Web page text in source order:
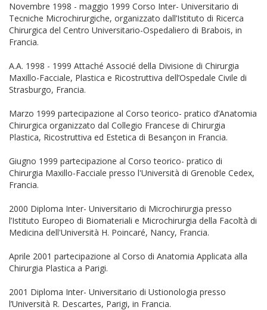
Novembre 1998 - maggio 1999 Corso Inter- Universitario di
Tecniche Microchirurgiche, organizzato dall’Istituto di Ricerca
Chirurgica del Centro Universitario-Ospedaliero di Brabois, in
Francia.
A.A. 1998 - 1999 Attaché Associé della Divisione di Chirurgia
Maxillo-Facciale, Plastica e Ricostruttiva dell’Ospedale Civile di
Strasburgo, Francia.
Marzo 1999 partecipazione al Corso teorico- pratico d’Anatomia
Chirurgica organizzato dal Collegio Francese di Chirurgia
Plastica, Ricostruttiva ed Estetica di Besançon in Francia.
Giugno 1999 partecipazione al Corso teorico- pratico di
Chirurgia Maxillo-Facciale presso l'Università di Grenoble Cedex,
Francia.
2000 Diploma Inter- Universitario di Microchirurgia presso
l’Istituto Europeo di Biomateriali e Microchirurgia della Facoltà di
Medicina dell'Università H. Poincaré, Nancy, Francia.
Aprile 2001 partecipazione al Corso di Anatomia Applicata alla
Chirurgia Plastica a Parigi.
2001 Diploma Inter- Universitario di Ustionologia presso
l’Università R. Descartes, Parigi, in Francia.